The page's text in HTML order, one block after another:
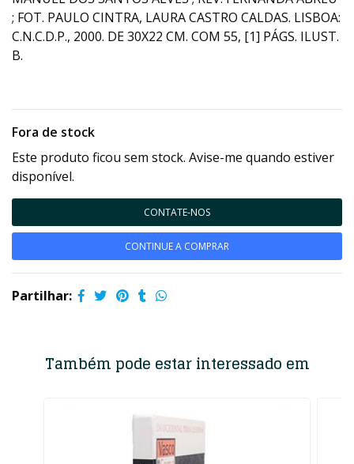
; FOT. PAULO CINTRA, LAURA CASTRO CALDAS. LISBOA:
C.N.C.D.P., 2000. DE 30X22 CM. COM 55, [1] PÁGS. ILUST.
B.
Fora de stock
Este produto ficou sem stock. Avise-me quando estiver
disponível.
CONTATE-NOS
CONTINUE A COMPRAR
Partilhar:
Também pode estar interessado em